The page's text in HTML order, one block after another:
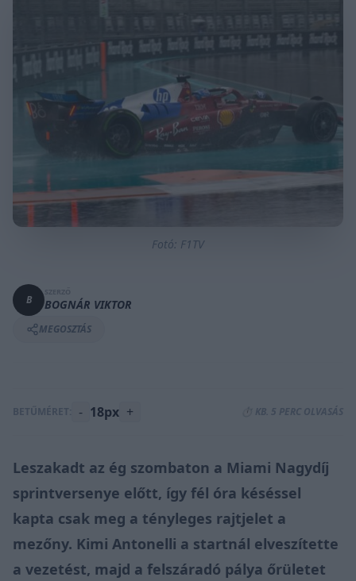
Fotó: F1TV
B BOGNÁR VIKTOR
MEGOSZTÁS
BETŰMÉRET: - 18px + ⏱️ KB. 5 PERC OLVASÁS
Leszakadt az ég szombaton a Miami Nagydíj
sprintversenye előtt, így fél óra késéssel
kapta csak meg a tényleges rajtjelet a
mezőny. Kimi Antonelli a startnál elveszítette
a vezetést, majd a felszáradó pálya őrületet